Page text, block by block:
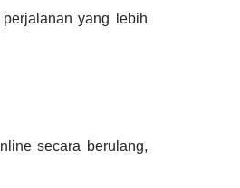
yang lebih
secara berulang,